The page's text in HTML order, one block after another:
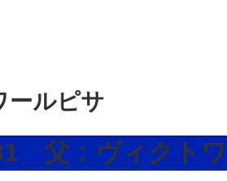
ルピサ
父：ヴィクト